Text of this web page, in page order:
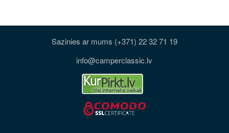
Sazinies ar mums (+371) 22 32 71 19
info@camperclassic.lv